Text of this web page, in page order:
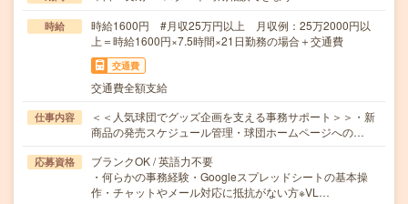
時給
時給1600円 #月収25万円以上 月収例：25万2000円以
上＝時給1600円×7.5時間×21日勤務の場合＋交通費
交通費
交通費全額支給
仕事内容
＜＜人気球団でグッズ企画を支える事務サポート＞＞・新
商品の発売スケジュール管理・球団ホームページへの…
応募資格
ブランクOK / 英語力不要
・何らかの事務経験・Googleスプレッドシートの基本操
作・チャットやメール対応に抵抗がない方※VL…